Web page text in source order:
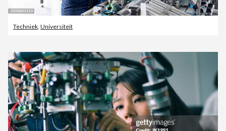
Techniek, Universiteit